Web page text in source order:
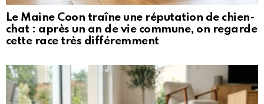
Le Maine Coon traîne une réputation de chien-
chat : après un an de vie commune, on regarde
cette race très différemment